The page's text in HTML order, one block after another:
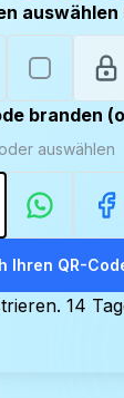
branden
auswählen
Ihren QR-
14